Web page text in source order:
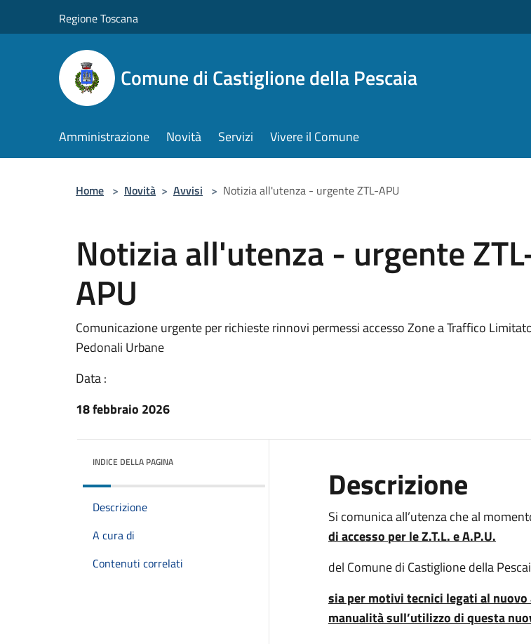
Regione Toscana
Comune di Castiglione della Pescaia
Amministrazione Novità Servizi Vivere il Comune
Home > Novità > Avvisi > Notizia all'utenza - urgente ZTL-APU
Notizia all'utenza - urgente
APU
Comunicazione urgente per richieste rinnovi permessi accesso Zone a Traffico
Pedonali Urbane
Data :
18 febbraio 2026
INDICE DELLA PAGINA
Descrizione
A cura di
Contenuti correlati
Descrizione
Si comunica all’utenza che al
di accesso per le Z.T.L. e A.P.U.
del Comune di Castiglione della
sia per motivi tecnici legati al
manualità sull’utilizzo di questa